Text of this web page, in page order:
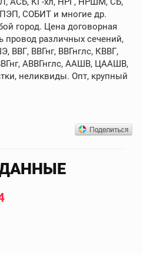
СОБИТ и многие др.
город. Цена договорная
провод различных сечений,
ВВГнг, ВВГнглс, КВВГ,
АВВГнглс, ААШВ, ЦААШВ,
неликвиды. Опт, крупный